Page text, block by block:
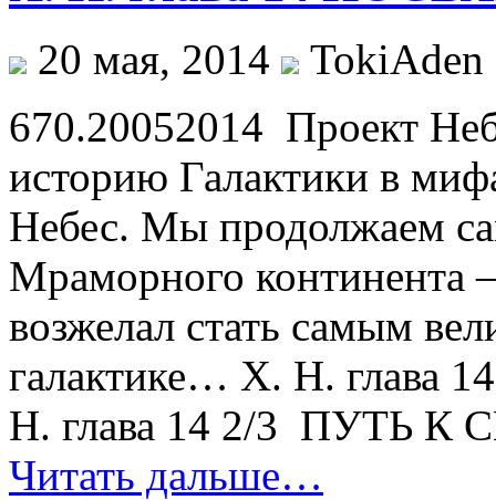
20 мая, 2014
TokiAden
670.20052014 Проект
историю Галактики в
Небес. Мы продолжаем
Мраморного континента
возжелал стать самым
галактике… Х. Н. глава
Н. глава 14 2/3 ПУТЬ К
Читать дальше…